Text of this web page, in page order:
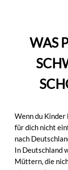
WAS
Wenn du
für dich nicht
nach
In Deutschland
Müttern, die